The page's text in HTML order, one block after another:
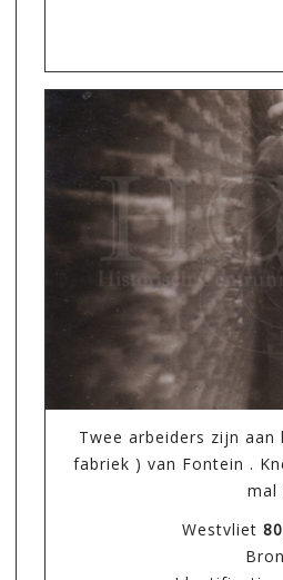
Twee arbeiders zijn
fabriek ) van Fontein .
mal
Westvliet